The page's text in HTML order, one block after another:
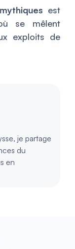
est
se mêlent
exploits de
je partage
du
en